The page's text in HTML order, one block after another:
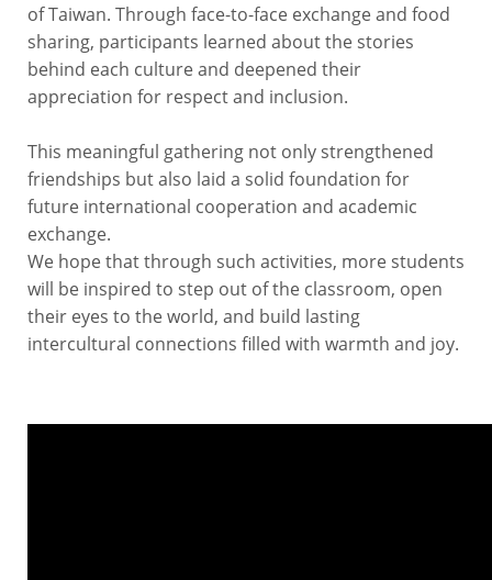
of Taiwan. Through face-to-face exchange and food
sharing, participants learned about the stories
behind each culture and deepened their
appreciation for respect and inclusion.
This meaningful gathering not only strengthened
friendships but also laid a solid foundation for
future international cooperation and academic
exchange.
We hope that through such activities, more students
will be inspired to step out of the classroom, open
their eyes to the world, and build lasting
intercultural connections filled with warmth and joy.